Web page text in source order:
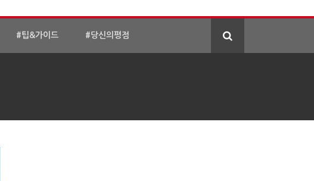
#팁&가이드 #당신의평점